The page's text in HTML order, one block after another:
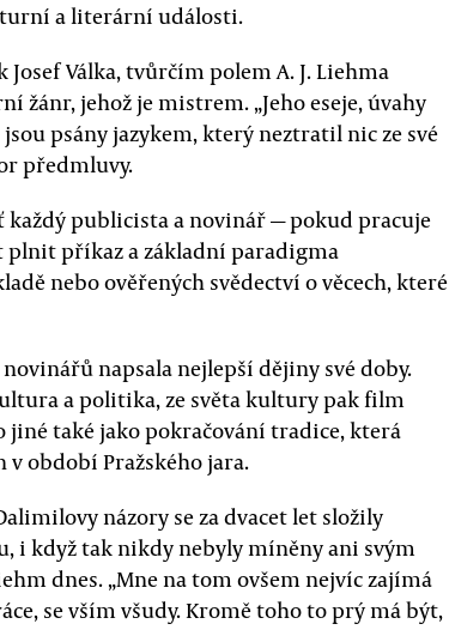
a literární události.
Válka, tvůrčím polem A. J. Liehma
jehož je mistrem. „Jeho eseje, úvahy
psány jazykem, který neztratil nic ze své
předmluvy.
každý publicista a novinář — pokud pracuje
plnit příkaz a základní paradigma
nebo ověřených svědectví o věcech, které
napsala nejlepší dějiny své doby.
a politika, ze světa kultury pak film
také jako pokračování tradice, která
období Pražského jara.
názory se za dvacet let složily
i když tak nikdy nebyly míněny ani svým
dnes. „Mne na tom ovšem nejvíc zajímá
se vším všudy. Kromě toho to prý má být,